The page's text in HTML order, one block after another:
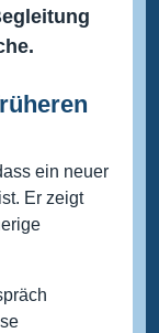
ein neuer
Er zeigt